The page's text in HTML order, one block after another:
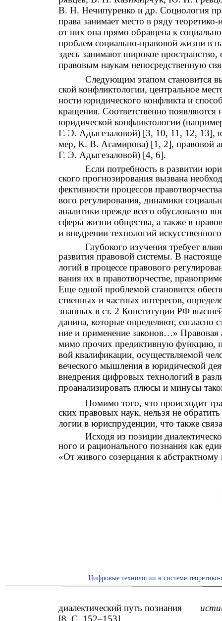
В. Н. Нечипуренко и др. Социология
права занимает место в ряду
от них она прямо обращена к
проблем социально-правовой жизни в
здесь занимают широкое пространство,
правовым наукам непосредственную
Следующим этапом становится
ской конфликтологии, центральное
ности юридического конфликта и
кращения. Соответственно
юридической конфликтологии
Г. Э. Адыгезаловой) [3, 10, 11, 12, 13],
мер, К. В. Агамирова) [1, 2], правовой
Г. Э. Адыгезаловой) [4, 6].
Если потребность в развитии
ского прогнозирования вызвана
фективности процессов
вого регулирования, динамики
аналитики прежде всего обусловлено
сферы жизни общества, а также в
и внедрении технологий
Глубокого изучения требует
развития правовой системы. В
логий в процессе правового
вания их в правотворчестве,
Еще одной проблемой становится
ственных и частных интересов,
знанных в ст. 2 Конституции РФ
данина, которые определяют,
ние и применение законов…»
мимо прочих предиктивную функцию,
вой квалификации, осуществляемой
веческого мышления в юридической
внедрения цифровых технологий в
проанализировать плюсы и минусы
Помимо того, что происходит
ских правовых наук, нельзя не
логии в юриспруденции, что также
Исходя из позиции
ного и рационального познания как
«От живого созерцания к
Цифровые технологии в системе
диалектический путь познания
[8. С. 152–153].